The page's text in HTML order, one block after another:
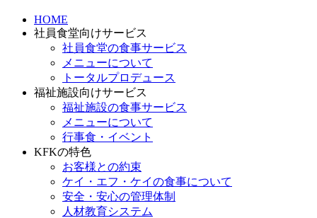
HOME
社員食堂向けサービス
社員食堂の食事サービス
メニューについて
トータルプロデュース
福祉施設向けサービス
福祉施設の食事サービス
メニューについて
行事食・イベント
KFKの特色
お客様との約束
ケイ・エフ・ケイの食事について
安全・安心の管理体制
人材教育システム